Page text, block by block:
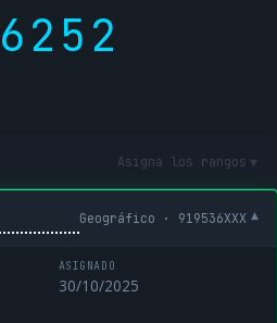
Asigna los rangos ▾
Geográfico · 919536XXX ▾
ASIGNADO
30/10/2025